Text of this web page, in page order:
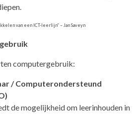
van een ICT-leerlijn” – Jan Saveyn
computergebruik:
/ Computerondersteund
de mogelijkheid om leerinhouden in